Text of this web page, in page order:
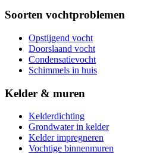
Soorten vochtproblemen
Opstijgend vocht
Doorslaand vocht
Condensatievocht
Schimmels in huis
Kelder & muren
Kelderdichting
Grondwater in kelder
Kelder impregneren
Vochtige binnenmuren